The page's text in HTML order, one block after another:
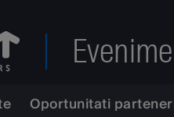
Oportunitati